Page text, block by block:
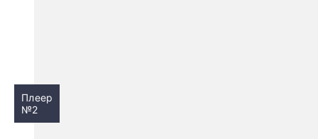
Плеер
№2